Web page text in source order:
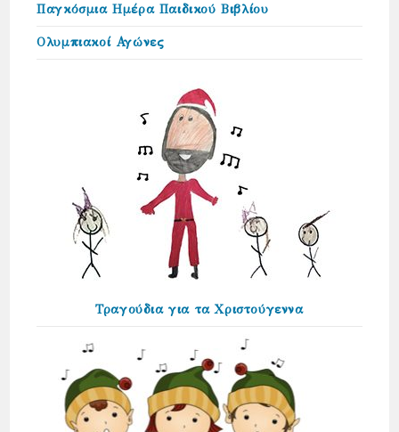
Παγκόσμια Ημέρα Παιδικού Βιβλίου
Ολυμπιακοί Αγώνες
Τραγούδια για τα Χριστούγεννα